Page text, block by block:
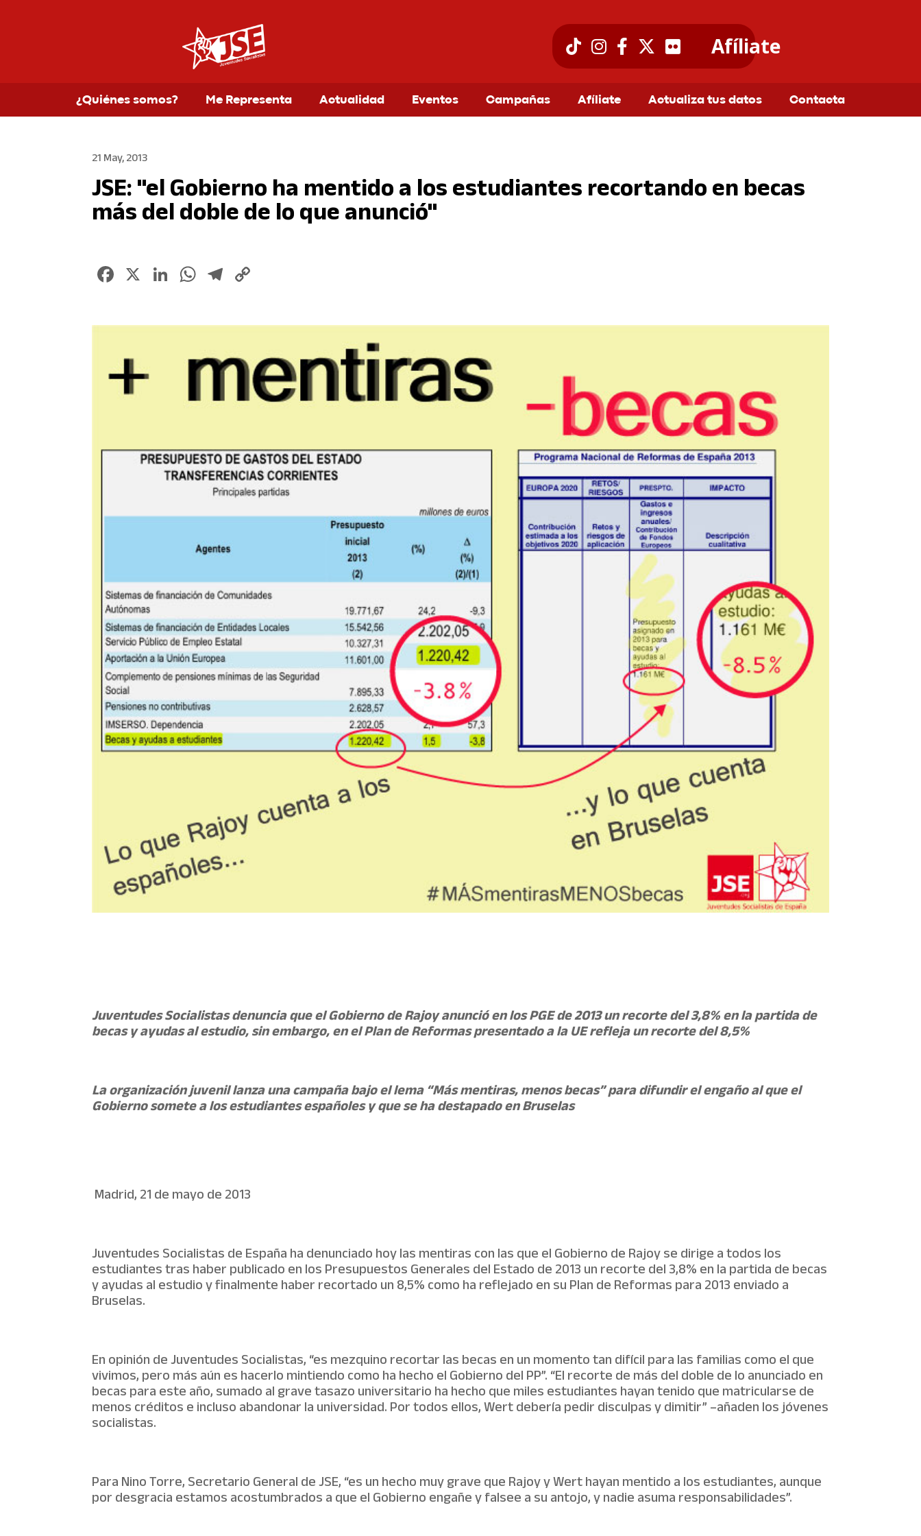
Afíliate
¿Quiénes somos? Me Representa Actualidad Eventos Campañas Afíliate Actualiza tus datos Contacta
21 May, 2013
JSE: "el Gobierno ha mentido a los estudiantes recortando en becas
más del doble de lo que anunció"
Facebook
X LinkedIn
WhatsApp
Telegram
Juventudes Socialistas denuncia que el Gobierno de Rajoy anunció en los PGE de 2013 un recorte del 3,8% en la partida de
becas y ayudas al estudio, sin embargo, en el Plan de Reformas presentado a la UE refleja un recorte del 8,5%
La organización juvenil lanza una campaña bajo el lema “Más mentiras, menos becas” para difundir el engaño al que el
Gobierno somete a los estudiantes españoles y que se ha destapado en Bruselas
Madrid, 21 de mayo de 2013
Juventudes Socialistas de España ha denunciado hoy las mentiras con las que el Gobierno de Rajoy se dirige a todos los
estudiantes tras haber publicado en los Presupuestos Generales del Estado de 2013 un recorte del 3,8% en la partida de becas
y ayudas al estudio y finalmente haber recortado un 8,5% como ha reflejado en su Plan de Reformas para 2013 enviado a
Bruselas.
En opinión de Juventudes Socialistas, “es mezquino recortar las becas en un momento tan difícil para las familias como el que
vivimos, pero más aún es hacerlo mintiendo como ha hecho el Gobierno del PP”. “El recorte de más del doble de lo anunciado en
becas para este año, sumado al grave tasazo universitario ha hecho que miles estudiantes hayan tenido que matricularse de
menos créditos e incluso abandonar la universidad. Por todos ellos, Wert debería pedir disculpas y dimitir” –añaden los jóvenes
socialistas.
Para Nino Torre, Secretario General de JSE, “es un hecho muy grave que Rajoy y Wert hayan mentido a los estudiantes, aunque
por desgracia estamos acostumbrados a que el Gobierno engañe y falsee a su antojo, y nadie asuma responsabilidades”.